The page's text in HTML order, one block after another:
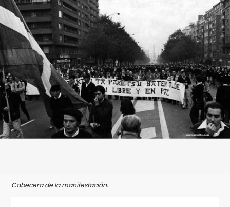
Cabecera de la manifestación.